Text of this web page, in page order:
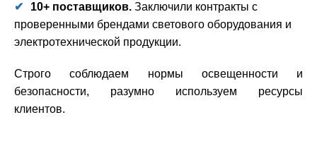
10+ поставщиков. Заключили контракты с
проверенными брендами светового оборудования и
электротехнической продукции.
Строго соблюдаем нормы освещенности и
безопасности, разумно используем ресурсы
клиентов.